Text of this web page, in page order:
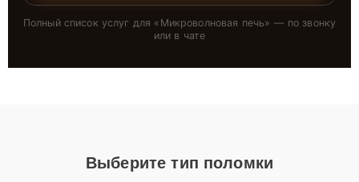
Полный список услуг для « Микроволновая печь» — по звонку
или в чате
Выберите тип поломки